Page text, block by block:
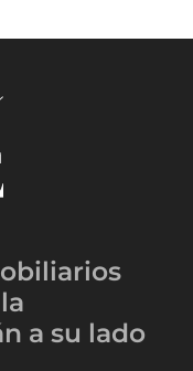
a su lado